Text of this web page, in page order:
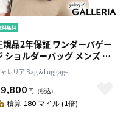
規品2年保証 ワンダーバゲー
ショルダーバッグ メンズ レ
ィース 斜めがけバッグ ブラ
ド カメラバッグ WONDER
斜めがけ 小さめ 軽
大人 日本製 A5 一眼レフ
レリア Bag＆Luggage
円 （税込）
積算 180 マイル (1倍)